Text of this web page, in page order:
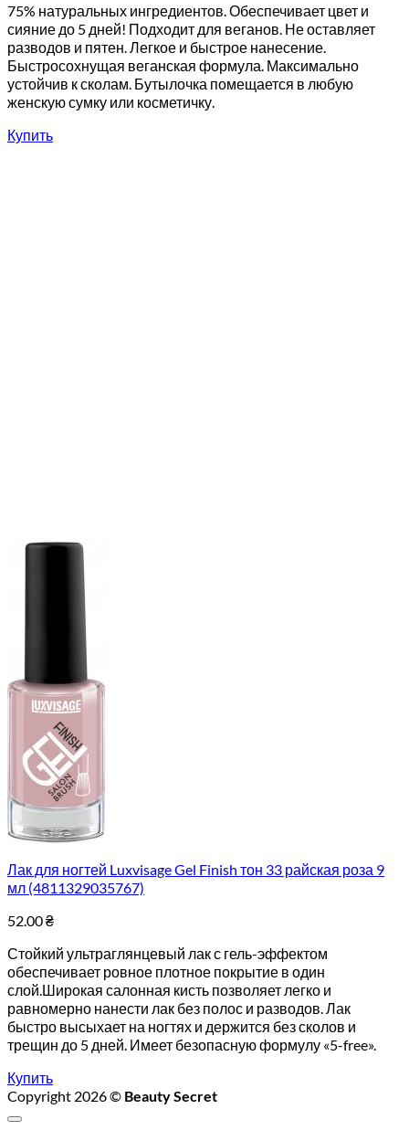
75% натуральных ингредиентов. Обеспечивает цвет и
сияние до 5 дней! Подходит для веганов. Не оставляет
разводов и пятен. Легкое и быстрое нанесение.
Быстросохнущая веганская формула. Максимально
устойчив к сколам. Бутылочка помещается в любую
женскую сумку или косметичку.
Купить
Лак для ногтей Luxvisage Gel Finish тон 33 райская роза 9
мл (4811329035767)
52.00₴
Стойкий ультраглянцевый лак с гель-эффектом
обеспечивает ровное плотное покрытие в один
слой.Широкая салонная кисть позволяет легко и
равномерно нанести лак без полос и разводов. Лак
быстро высыхает на ногтях и держится без сколов и
трещин до 5 дней. Имеет безопасную формулу «5-free».
Купить
Copyright 2026 © Beauty Secret